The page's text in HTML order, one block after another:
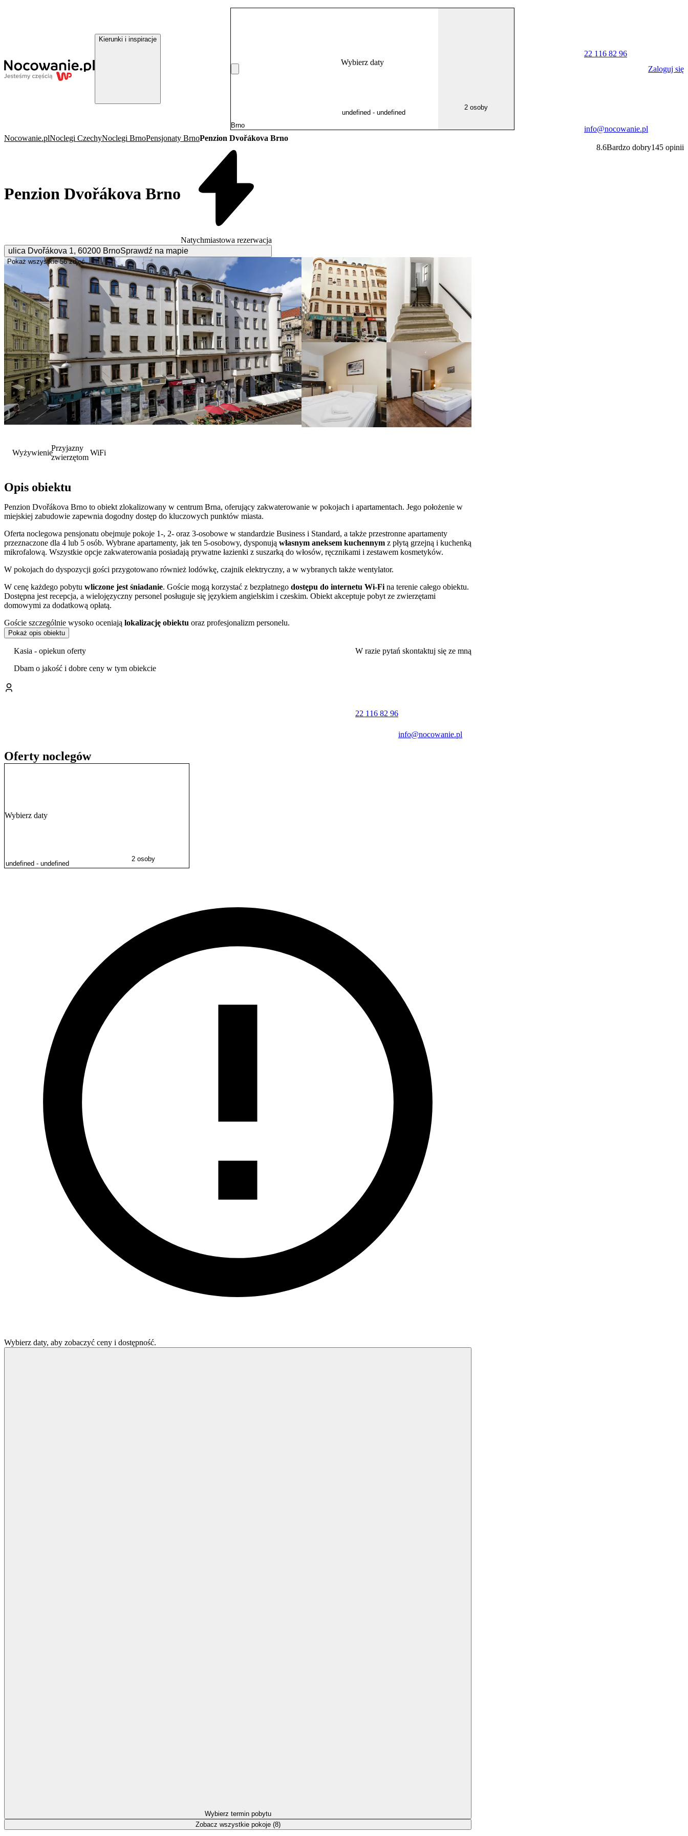
Kierunki i inspiracje
Wybierz daty
2 osoby
22 116 82 96
info@nocowanie.pl
Zaloguj się
Nocowanie.plNoclegi CzechyNoclegi BrnoPensjonaty BrnoPenzion Dvořákova Brno
Penzion Dvořákova Brno
Natychmiastowa rezerwacja
ulica Dvořákova 1, 60200 BrnoSprawdź na mapie
8.6Bardzo dobry145 opinii
Pokaż wszystkie 56 zdjęć
Wyżywienie
Przyjazny
zwierzętom
WiFi
Opis obiektu
Penzion Dvořákova Brno to obiekt zlokalizowany w centrum Brna, oferujący zakwaterowanie w pokojach i apartamentach. Jego położenie w
miejskiej zabudowie zapewnia dogodny dostęp do kluczowych punktów miasta.
Oferta noclegowa pensjonatu obejmuje pokoje 1-, 2- oraz 3-osobowe w standardzie Business i Standard, a także przestronne apartamenty
przeznaczone dla 4 lub 5 osób. Wybrane apartamenty, jak ten 5-osobowy, dysponują własnym aneksem kuchennym z płytą grzejną i kuchenką
mikrofalową. Wszystkie opcje zakwaterowania posiadają prywatne łazienki z suszarką do włosów, ręcznikami i zestawem kosmetyków.
W pokojach do dyspozycji gości przygotowano również lodówkę, czajnik elektryczny, a w wybranych także wentylator.
W cenę każdego pobytu wliczone jest śniadanie. Goście mogą korzystać z bezpłatnego dostępu do internetu Wi-Fi na terenie całego obiektu.
Dostępna jest recepcja, a wielojęzyczny personel posługuje się językiem angielskim i czeskim. Obiekt akceptuje pobyt ze zwierzętami
domowymi za dodatkową opłatą.
Goście szczególnie wysoko oceniają lokalizację obiektu oraz profesjonalizm personelu.
Pensjonat znajduje się w dogodnej lokalizacji, blisko przystanków tramwajowych i autobusowych oraz dworca kolejowego, co ułatwia
poruszanie się po mieście i regionie. W niewielkiej odległości zlokalizowana jest słynna
, wpisana na listę UNESCO. Warto
także kino i teatr. Płatności za pobyt można dokonać gotówką, kartą kredytową lub przelewem.
Pokaż opis obiektu
Kasia - opiekun oferty
Dbam o jakość i dobre ceny w tym obiekcie
W razie pytań skontaktuj się ze mną
22 116 82 96
info@nocowanie.pl
Oferty noclegów
Wybierz daty
2 osoby
Wybierz daty, aby zobaczyć ceny i dostępność.
Wybierz termin pobytu
Zobacz wszystkie pokoje (8)